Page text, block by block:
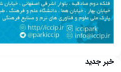
خبر جدید